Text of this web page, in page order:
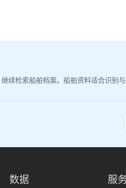
继续检索船舶档案。船舶资料适合识别
数据 服